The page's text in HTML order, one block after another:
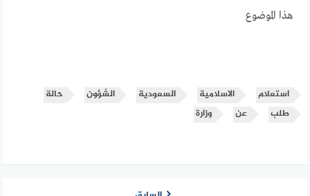
هذا الموضوع
استعلام الاسلامية السعودية الشؤون
حالة
طلب
عن وزارة